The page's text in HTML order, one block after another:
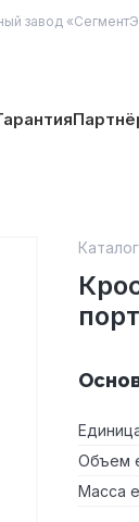
завод «
Каталог
Объем
Масса